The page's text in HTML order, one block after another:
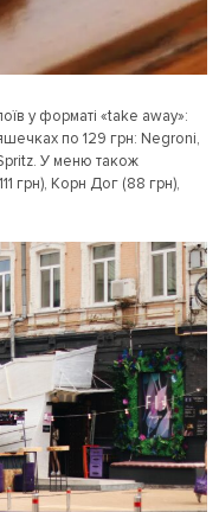
у форматі «take away»:
по 129 грн: Negroni,
У меню також
грн), Корн Дог (88 грн),